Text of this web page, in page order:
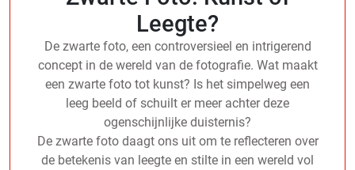
Leegte?
De zwarte foto, een controversieel en intrigerend
concept in de wereld van de fotografie. Wat maakt
een zwarte foto tot kunst? Is het simpelweg een
leeg beeld of schuilt er meer achter deze
ogenschijnlijke duisternis?
De zwarte foto daagt ons uit om te reflecteren over
de betekenis van leegte en stilte in een wereld vol